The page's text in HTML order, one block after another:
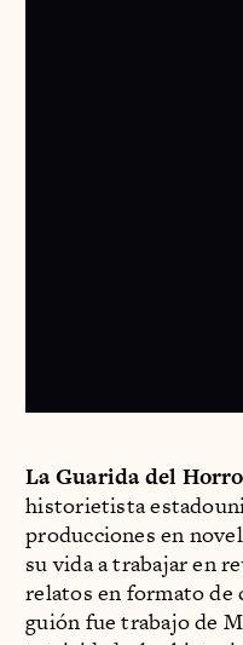
La Guarida del
historietista
producciones en
su vida a trabajar en
relatos en formato de
guión fue trabajo de